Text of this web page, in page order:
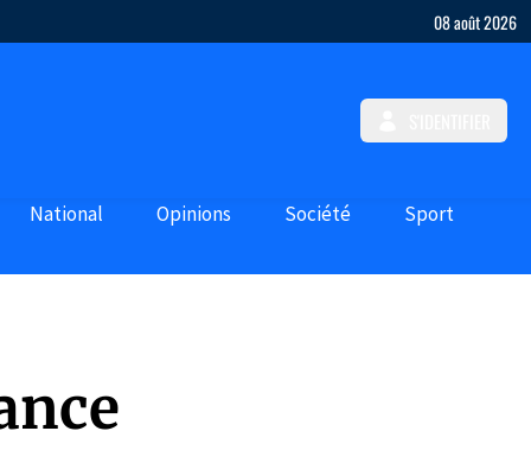
08 août 2026
National Opinions Société Sport